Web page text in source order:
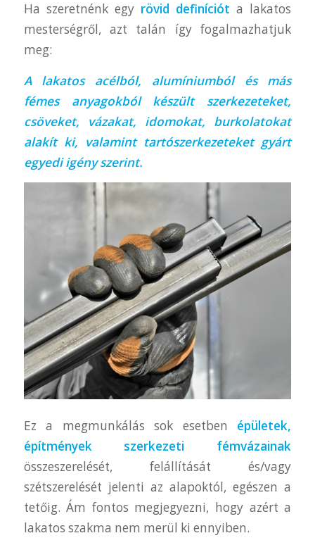
Ha szeretnénk egy rövid definíciót a lakatos
mesterségről, azt talán így fogalmazhatjuk
meg:
A lakatos acélból, alumíniumból és más
fémes anyagokból készült szerkezeteket,
csöveket, vázakat, idomokat, burkolatokat
alakít ki, valamint tartószerkezeteket gyárt
egyedi igény szerint.
Ez a megmunkálás sok esetben épületek,
építmények szerkezeti fémvázainak
összeszerelését, felállítását és/vagy
szétszerelését jelenti az alapoktól, egészen a
tetőig. Ám fontos megjegyezni, hogy azért a
lakatos szakma nem merül ki ennyiben.